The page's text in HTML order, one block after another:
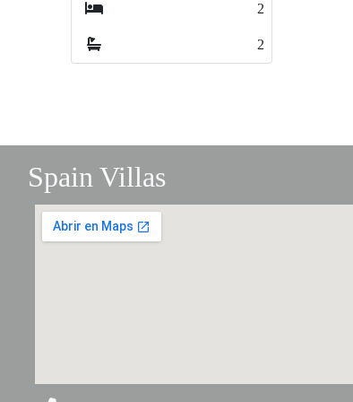
3
2
Spain Villas